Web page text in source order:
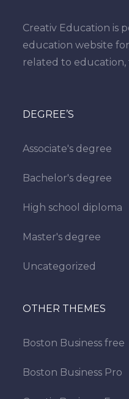
Creativ Education is
education website
related to
DEGREE’S
Associate's degree
Bachelor's degree
High school diploma
Master's degree
Uncategorized
OTHER THEMES
Boston Business free
Boston Business Pro